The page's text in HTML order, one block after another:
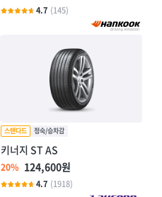
4.7 (145)
키너지 ST AS
20% 124,600원
4.7 (1918)